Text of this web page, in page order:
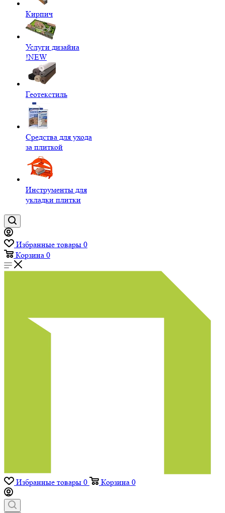
Кирпич
Услуги дизайна
!NEW
Геотекстиль
Средства для ухода
за плиткой
Инструменты для
укладки плитки
Избранные товары 0
Корзина 0
Избранные товары 0 Корзина 0